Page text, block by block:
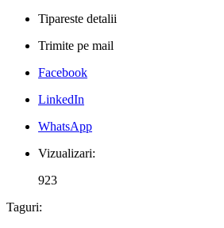
Tipareste detalii
Trimite pe mail
Facebook
LinkedIn
WhatsApp
Vizualizari:
923
Taguri: